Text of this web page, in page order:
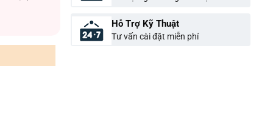
Hỗ Trợ Kỹ Thuật
Tư vấn cài đặt miễn phí